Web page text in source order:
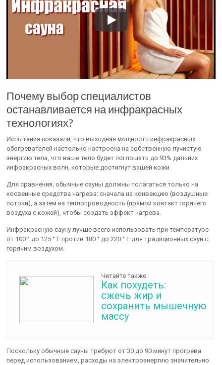
Почему выбор специалистов
останавливается на инфракрасных
технологиях?
Испытания показали, что выходная мощность инфракрасных
обогревателей настолько настроена на собственную лучистую
энергию тела, что ваше тело будет поглощать до 93% дальних
инфракрасных волн, которые достигнут вашей кожи.
Для сравнения, обычные сауны должны полагаться только на
косвенные средства нагрева: сначала на конвекцию (воздушные
потоки), а затем на теплопроводность (прямой контакт горячего
воздуха с кожей), чтобы создать эффект нагрева.
Инфракрасную сауну лучше всего использовать при температуре
от 100 ° до 125 ° F против 180 ° до 220 ° F для традиционных саун с
горячим воздухом.
Читайте также:
Как похудеть:
сжечь жир и
сохранить мышечную
массу
Поскольку обычные сауны требуют от 30 до 90 минут прогрева
перед использованием, расходы на электроэнергию значительно